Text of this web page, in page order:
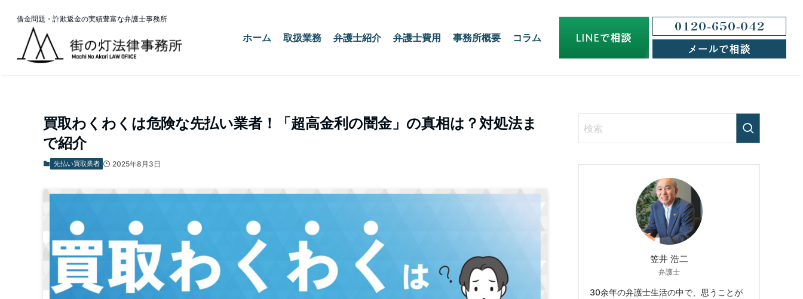
借金問題・詐欺返金の実績豊富な弁護士事務所
ホーム 取扱業務 弁護士紹介 弁護士費用 事務所概要 コラム
ホーム 先払い買取業者
買取わくわくは危険な先払い業者！「超高金利の闇金」の真相は？対処法ま
で紹介
先払い買取業者 2025年8月3日
笠井 浩二
弁護士
30余年の弁護士生活の中で、思うことが